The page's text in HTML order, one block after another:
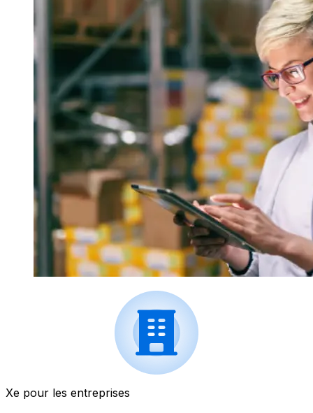
Xe pour les entreprises